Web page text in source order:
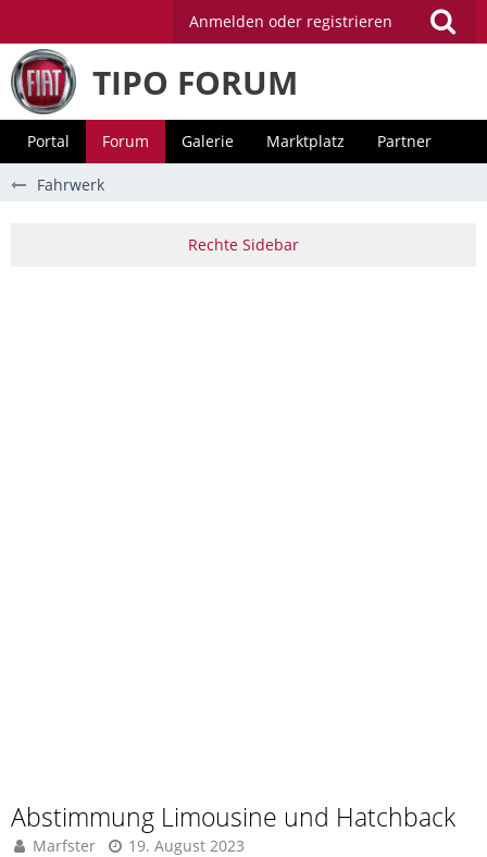
Anmelden oder registrieren
TIPO FORUM
Portal Forum Galerie Marktplatz Partner
Fahrwerk
Abstimmung Limousine und Hatchback
Marfster 19. August 2023